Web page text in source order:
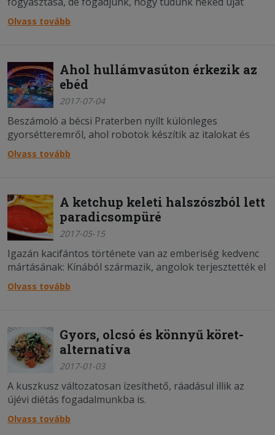
mondani a témában.
Olvass tovább
Ahol hullámvasúton érkezik az
ebéd
2017-07-04
Beszámoló a bécsi Praterben nyílt különleges
gyorsétteremről, ahol robotok készítik az italokat és
szó szerint eléd gurul az étel.
Olvass tovább
A ketchup keleti halszószból lett
paradicsompüré
2017-05-15
Igazán kacifántos története van az emberiség kedvenc
mártásának: Kínából származik, angolok terjesztették el
és egy amerikainak köszönhető a világhíre.
Olvass tovább
Gyors, olcsó és könnyű köret-
alternatíva
2017-01-03
A kuszkusz változatosan ízesíthető, ráadásul illik az
újévi diétás fogadalmunkba is.
Olvass tovább